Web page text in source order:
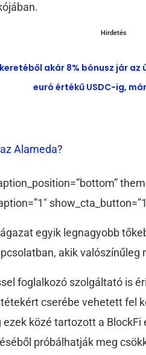
Hirdetés
akár 8% bónusz jár
euró értékű USDC-ig,
Alameda?
egyik legnagyobb
akik
foglalkozó szolgáltató is
cserébe vehetett fel
közé tartozott a BlockFi
próbálhatják meg